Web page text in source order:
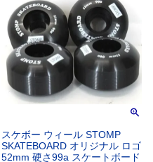
スケボー ウィール STOMP
SKATEBOARD オリジナル ロゴ
52mm 硬さ99a スケートボード